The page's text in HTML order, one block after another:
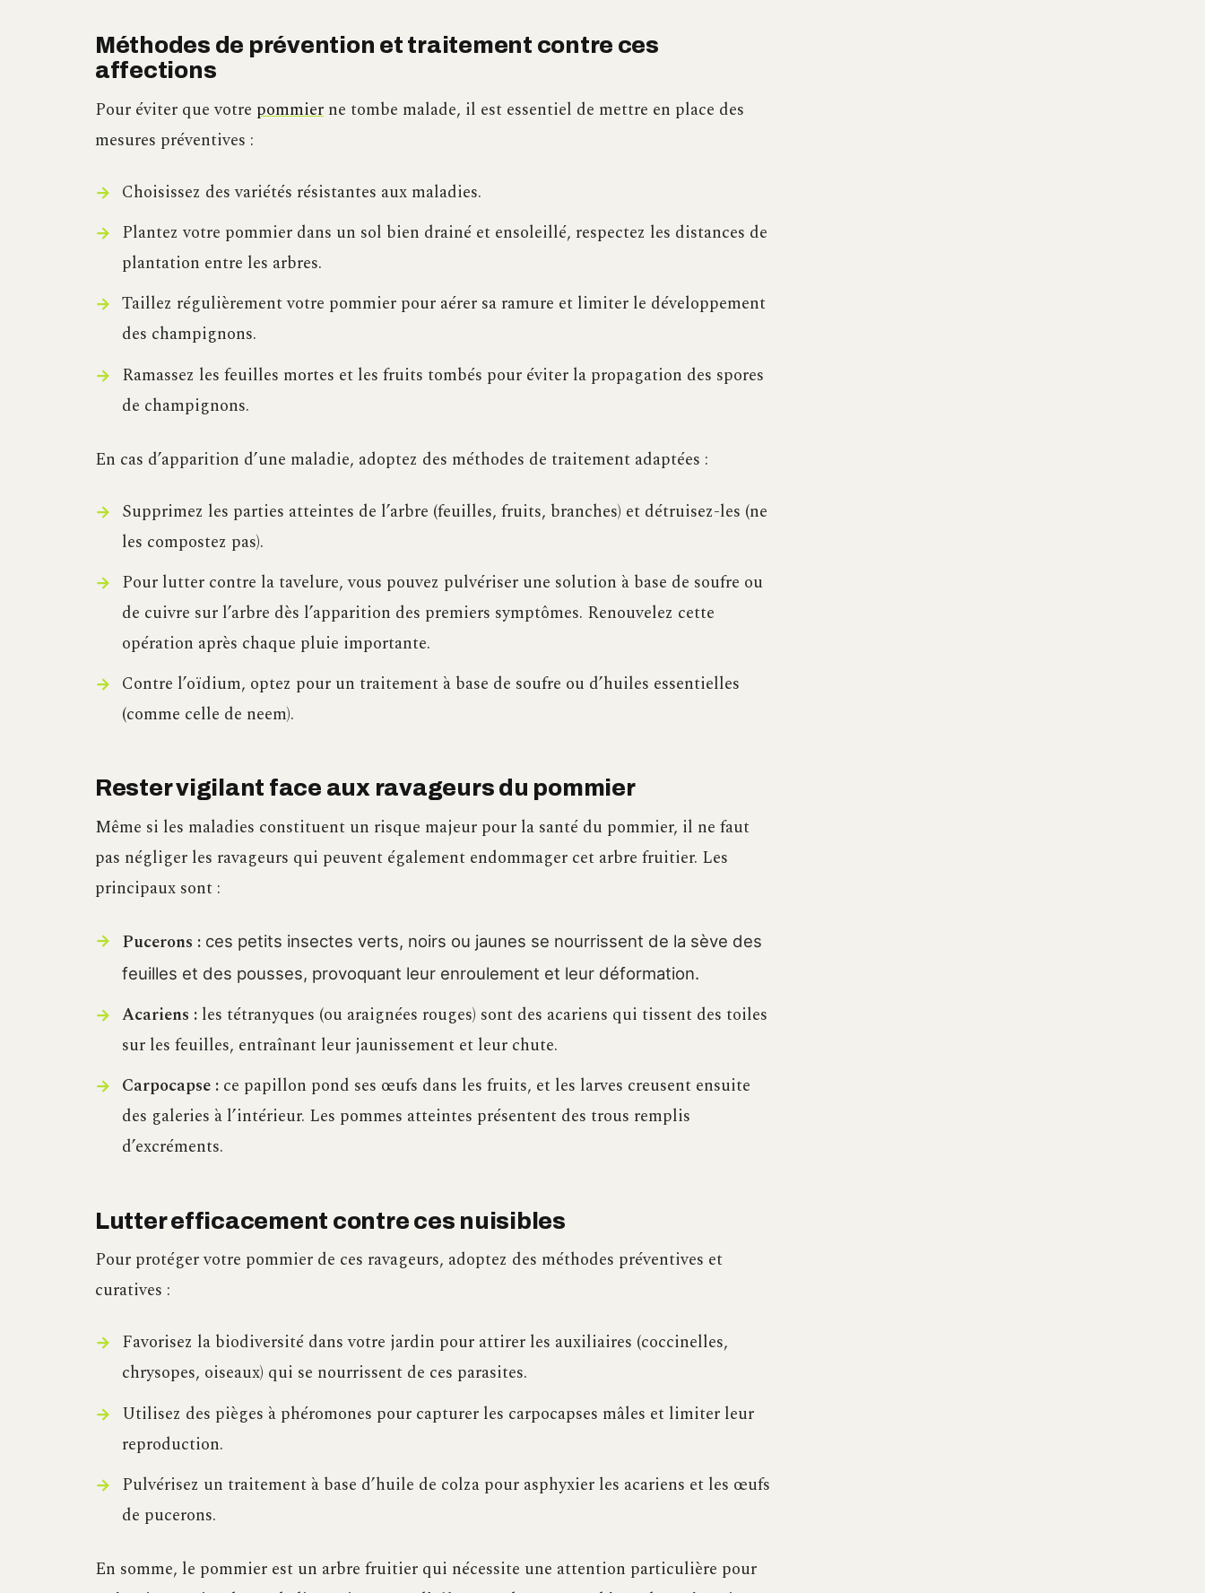
Méthodes de prévention et traitement contre ces
affections
Pour éviter que votre pommier ne tombe malade, il est essentiel de mettre en place des
mesures préventives :
Choisissez des variétés résistantes aux maladies.
Plantez votre pommier dans un sol bien drainé et ensoleillé, respectez les distances de
plantation entre les arbres.
Taillez régulièrement votre pommier pour aérer sa ramure et limiter le développement
des champignons.
Ramassez les feuilles mortes et les fruits tombés pour éviter la propagation des spores
de champignons.
En cas d’apparition d’une maladie, adoptez des méthodes de traitement adaptées :
Supprimez les parties atteintes de l’arbre (feuilles, fruits, branches) et détruisez-les (ne
les compostez pas).
Pour lutter contre la tavelure, vous pouvez pulvériser une solution à base de soufre ou
de cuivre sur l’arbre dès l’apparition des premiers symptômes. Renouvelez cette
opération après chaque pluie importante.
Contre l’oïdium, optez pour un traitement à base de soufre ou d’huiles essentielles
(comme celle de neem).
Rester vigilant face aux ravageurs du pommier
Même si les maladies constituent un risque majeur pour la santé du pommier, il ne faut
pas négliger les ravageurs qui peuvent également endommager cet arbre fruitier. Les
principaux sont :
Pucerons : ces petits insectes verts, noirs ou jaunes se nourrissent de la sève des
feuilles et des pousses, provoquant leur enroulement et leur déformation.
Acariens :les tétranyques (ou araignées rouges) sont des acariens qui tissent des toiles
sur les feuilles, entraînant leur jaunissement et leur chute.
Carpocapse :ce papillon pond ses œufs dans les fruits, et les larves creusent ensuite
des galeries à l’intérieur. Les pommes atteintes présentent des trous remplis
d’excréments.
Lutter efficacement contre ces nuisibles
Pour protéger votre pommier de ces ravageurs, adoptez des méthodes préventives et
curatives :
Favorisez la biodiversité dans votre jardin pour attirer les auxiliaires (coccinelles,
chrysopes, oiseaux) qui se nourrissent de ces parasites.
Utilisez des pièges à phéromones pour capturer les carpocapses mâles et limiter leur
reproduction.
Pulvérisez un traitement à base d’huile de colza pour asphyxier les acariens et les œufs
de pucerons.
En somme, le pommier est un arbre fruitier qui nécessite une attention particulière pour